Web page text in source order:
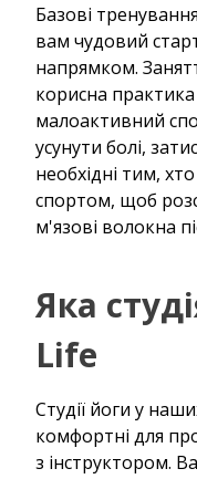
Базові
вам чудовий
напрямком.
корисна практика
малоактивний
усунути болі,
необхідні тим,
спортом, щоб
м'язові волокна
Яка
Life
Студії йоги у
комфортні для
з інструктором.